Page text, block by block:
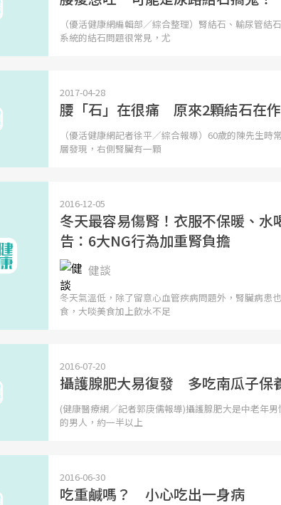
（優活健康網編輯部／綜合整理）腎結石、輸尿管結
系統的結石問題很常見，尤
2017-04-28
腰「石」在很痛 原來2顆結石在
（優活健康網記者徐平／綜合報導）60歲的陳先生時
層發現，右側腎臟有一顆
2016-12-05
冬天最容易傷腎！衣服不保暖、水
告：6大NG行為加重腎負擔
健談
冬天氣溫低，除了留意心血管疾病問題外，腎臟病患
食，大啖美食加上飲水不足
2016-07-20
攝護腺肥大易復發 多吃南瓜子保
(健康醫療網／記者郭庚儒報導)攝護腺肥大是中老年
的男人，約一半以上
2016-06-30
吃重鹹嗎？ 小心吃出一身病
向「健康照護
務，更是民眾
康管理的重要起
康新生活」，